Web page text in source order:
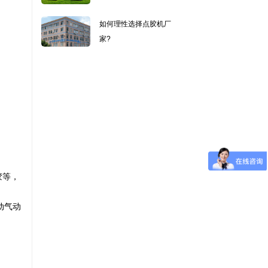
，
气动
如何理性选择点胶机厂
家?